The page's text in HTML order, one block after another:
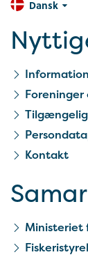
Dansk
Kontakt
Ministeriet